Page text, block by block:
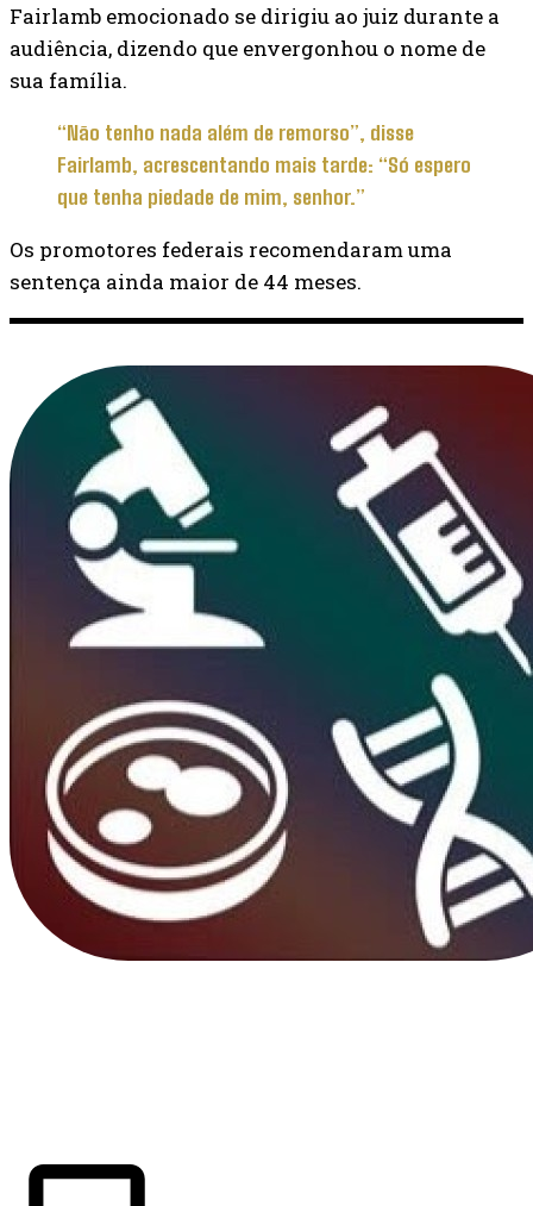
Fairlamb emocionado se dirigiu ao juiz durante a
audiência, dizendo que envergonhou o nome de
sua família.
“Não tenho nada além de remorso”, disse
Fairlamb, acrescentando mais tarde: “Só espero
que tenha piedade de mim, senhor.”
Os promotores federais recomendaram uma
sentença ainda maior de 44 meses.